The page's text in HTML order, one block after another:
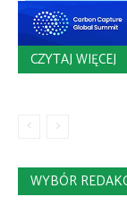
CZYTAJ WIĘCEJ
WYBÓR